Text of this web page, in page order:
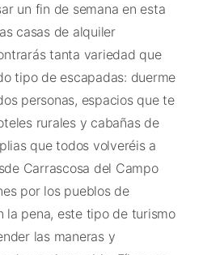
un fin de semana en esta
casas de alquiler
tanta variedad que
tipo de escapadas: duerme
personas, espacios que te
rurales y cabañas de
que todos volveréis a
Carrascosa del Campo
por los pueblos de
la pena, este tipo de turismo
las maneras y